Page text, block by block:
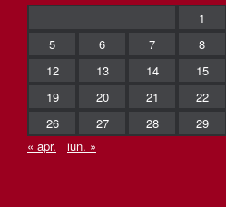
1
5
6 7 8
12
13 14 15
19
20 21 22
26
27 28 29
« apr.
iun. »